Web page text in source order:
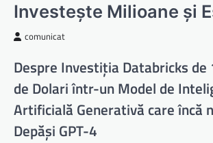
Investește Milioane și
comunicat
Despre Investiția Databricks de
de Dolari într-un Model de
Artificială Generativă care încă
Depăși GPT-4